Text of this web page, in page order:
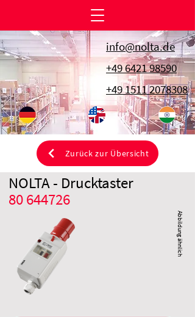
info@nolta.de
+49 6421 98590
+49 1511 2078308
Zurück zur Übersicht
80 644726
NOLTA - Drucktaster
Abbildung ähnlich